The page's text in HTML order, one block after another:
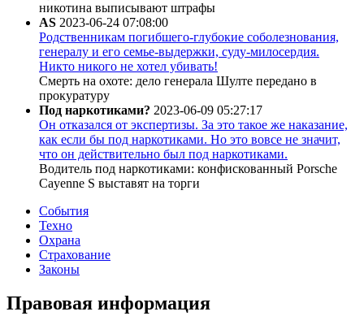
никотина выписывают штрафы
AS 2023-06-24 07:08:00
Родственникам погибшего-глубокие соболезнования,
генералу и его семье-выдержки, суду-милосердия.
Никто никого не хотел убивать!
Смерть на охоте: дело генерала Шулте передано в
прокуратуру
Под наркотиками? 2023-06-09 05:27:17
Он отказался от экспертизы. За это такое же наказание,
как если бы под наркотиками. Но это вовсе не значит,
что он действительно был под наркотиками.
Водитель под наркотиками: конфискованный Porsche
Cayenne S выставят на торги
События
Техно
Охрана
Страхование
Законы
Правовая информация